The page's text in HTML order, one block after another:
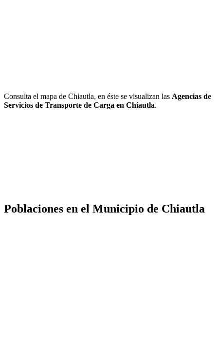
Consulta el mapa de Chiautla, en éste se visualizan las Agencias de
Servicios de Transporte de Carga en Chiautla.
Poblaciones en el Municipio de Chiautla